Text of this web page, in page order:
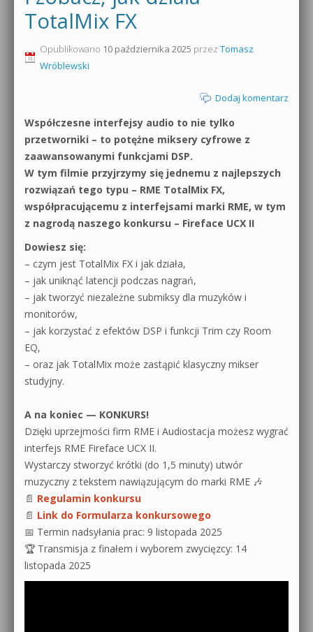
Produkcja muzyczna od podstaw
Sylenth1 od podstaw
Dubstep z syntezatorem Massive
Kontakt 5 Kompendium
Pakiety
0dB.pl - informacje
Newsletter
Polityka prywatności
Regulamin
Działanie sklepu internetowego
Wyszukiwanie
TotalMix FX
Opublikowano 10 października 2025 przez Tomasz
Wróblewski
Dodaj komentarz
Współczesne interfejsy audio to nie tylko
przetworniki – to potężne miksery cyfrowe z
zaawansowanymi funkcjami DSP.
W tym filmie przyjrzymy się jednemu z najlepszych
rozwiązań tego typu – RME TotalMix FX,
współpracującemu z interfejsami marki RME, w tym
z nagrodą naszego konkursu – Fireface UCX II
Dowiesz się:
– czym jest TotalMix FX i jak działa,
– jak uniknąć latencji podczas nagrań,
– jak tworzyć niezależne submiksy dla muzyków i
monitorów,
– jak korzystać z efektów DSP i funkcji Trim czy Room
EQ,
– oraz jak TotalMix może zastąpić klasyczny mikser
studyjny.
A na koniec — KONKURS!
Dzięki uprzejmości firm RME i Audiostacja możesz wygrać
interfejs RME Fireface UCX II.
Wystarczy stworzyć krótki (do 1,5 minuty) utwór
muzyczny z tekstem nawiązującym do marki RME 🎶
📄 Regulamin konkursu
📄 Link do Formularza konkursowego
📅 Termin nadsyłania prac: 9 listopada 2025
🏆 Transmisja z finałem i wyborem zwycięzcy: 14
listopada 2025